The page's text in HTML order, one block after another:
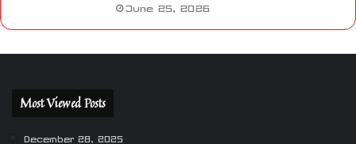
June 25, 2026
Most Viewed Posts
December 28, 2025